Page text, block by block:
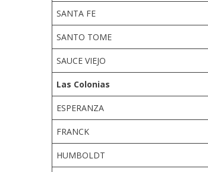
SANTA FE
SANTO TOME
SAUCE VIEJO
Las Colonias
ESPERANZA
FRANCK
HUMBOLDT